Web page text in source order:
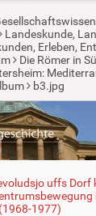
Landeskunde,
Erleben,
Die Römer in
b3.jpg
uffs Dorf
1977)